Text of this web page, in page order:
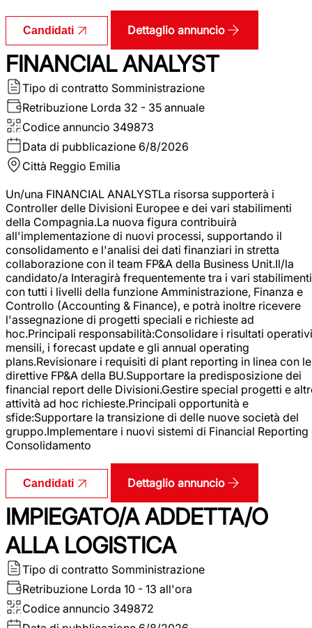
Candidati Dettaglio annuncio
FINANCIAL ANALYST
Tipo di contratto Somministrazione
Retribuzione Lorda 32 - 35 annuale
Codice annuncio 349873
Data di pubblicazione 6/8/2026
Città Reggio Emilia
Un/una FINANCIAL ANALYSTLa risorsa supporterà i
Controller delle Divisioni Europee e dei vari stabilimenti
della Compagnia.La nuova figura contribuirà
all'implementazione di nuovi processi, supportando il
consolidamento e l'analisi dei dati finanziari in stretta
collaborazione con il team FP&A della Business Unit.Il/la
candidato/a Interagirà frequentemente tra i vari stabilimenti
con tutti i livelli della funzione Amministrazione, Finanza e
Controllo (Accounting & Finance), e potrà inoltre ricevere
l'assegnazione di progetti speciali e richieste ad
hoc.Principali responsabilità:Consolidare i risultati operativi
mensili, i forecast update e gli annual operating
plans.Revisionare i requisiti di plant reporting in linea con le
direttive FP&A della BU.Supportare la predisposizione dei
financial report delle Divisioni.Gestire special progetti e
attività ad hoc richieste.Principali opportunità e
sfide:Supportare la transizione di delle nuove società del
gruppo.Implementare i nuovi sistemi di Financial Reporting
Consolidamento
Candidati Dettaglio annuncio
IMPIEGATO/A ADDETTA/O
ALLA LOGISTICA
Tipo di contratto Somministrazione
Retribuzione Lorda 10 - 13 all'ora
Codice annuncio 349872